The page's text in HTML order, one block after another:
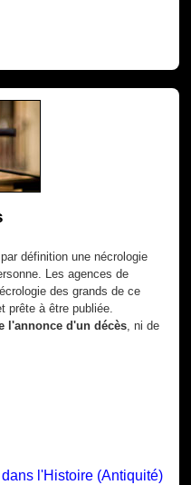
définition une nécrologie
Les agences de
des grands de ce
prête à être publiée.
l'annonce d'un décès , ni de
l'Histoire (Antiquité)